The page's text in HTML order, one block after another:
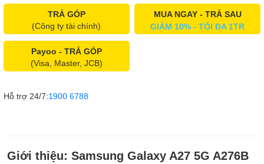
TRẢ GÓP
(Công ty tài chính)
MUA NGAY - TRẢ SAU
GIẢM 10% - TỐI ĐA 1TR
Payoo - TRẢ GÓP
(Visa, Master, JCB)
Hỗ trợ 24/7:1900 6788
Giới thiệu: Samsung Galaxy A27 5G A276B